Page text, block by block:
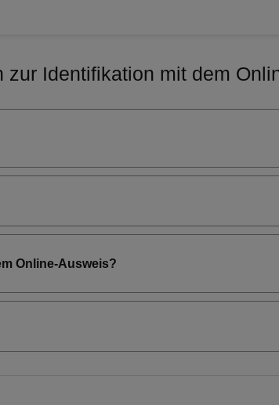
zur Identifikation mit dem
Online-Ausweis?